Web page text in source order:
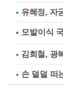
유혜정, 자
김희철, 광
손 덜덜 떠